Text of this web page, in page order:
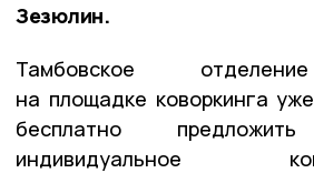
Зезюлин.
Тамбовское
на площадке коворкинга
бесплатно
индивидуальное